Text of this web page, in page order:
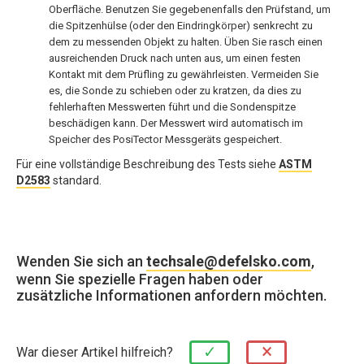
Oberfläche. Benutzen Sie gegebenenfalls den Prüfstand, um
die Spitzenhülse (oder den Eindringkörper) senkrecht zu
dem zu messenden Objekt zu halten. Üben Sie rasch einen
ausreichenden Druck nach unten aus, um einen festen
Kontakt mit dem Prüfling zu gewährleisten. Vermeiden Sie
es, die Sonde zu schieben oder zu kratzen, da dies zu
fehlerhaften Messwerten führt und die Sondenspitze
beschädigen kann. Der Messwert wird automatisch im
Speicher des PosiTector Messgeräts gespeichert.
Für eine vollständige Beschreibung des Tests siehe ASTM
D2583 standard.
Wenden Sie sich an techsale@defelsko.com,
wenn Sie spezielle Fragen haben oder
zusätzliche Informationen anfordern möchten.
War dieser Artikel hilfreich? ✓ ×